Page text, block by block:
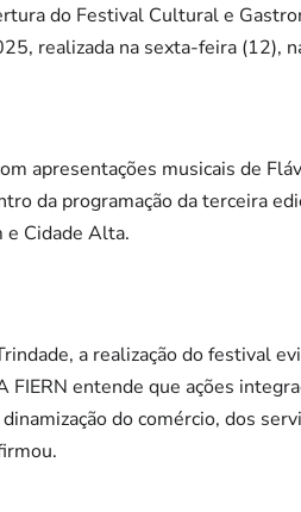
do Festival Cultural e
realizada na sexta-feira (12),
apresentações musicais de
da programação da terceira
e Cidade Alta.
a realização do festival
FIERN entende que ações
do comércio, dos